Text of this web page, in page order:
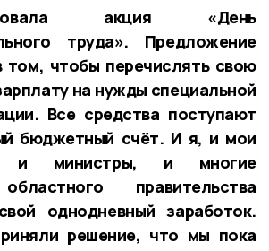
акция «День
труда». Предложение
том, чтобы перечислять свою
на нужды специальной
Все средства поступают
бюджетный счёт. И я, и мои
и министры, и многие
правительства
однодневный заработок.
решение, что мы пока